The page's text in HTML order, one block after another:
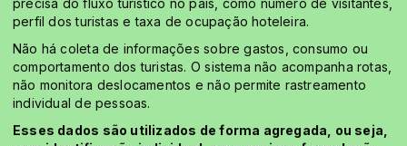
precisa do fluxo turístico no país, como número de visitantes,
perfil dos turistas e taxa de ocupação hoteleira.
Não há coleta de informações sobre gastos, consumo ou
comportamento dos turistas. O sistema não acompanha rotas,
não monitora deslocamentos e não permite rastreamento
individual de pessoas.
Esses dados são utilizados de forma agregada, ou seja,